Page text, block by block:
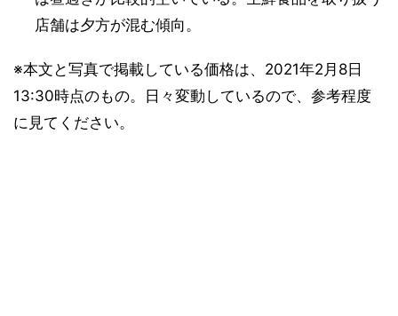
店舗は夕方が混む傾向。
※本文と写真で掲載している価格は、2021年2月8日
13:30時点のもの。日々変動しているので、参考程度
に見てください。